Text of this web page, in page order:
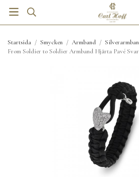
Startsida / Smycken / Armband /
From Soldier to Soldier Armband Hjärta Pavé